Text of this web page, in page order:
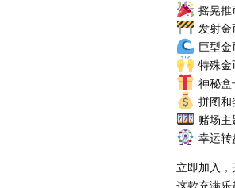
摇晃推
发射
巨型
特殊金
神秘盒
拼图和
赌场
幸运转
立即加入
这款充满乐